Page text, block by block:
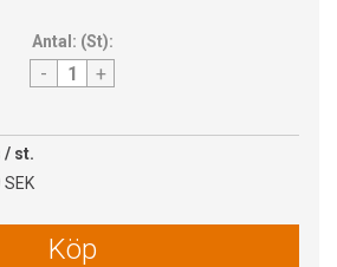
Antal: (St):
- +
/ st.
Köp